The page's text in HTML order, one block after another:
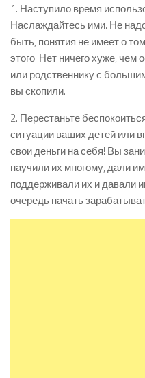
1. Наступило время
Наслаждайтесь ими. Не
быть, понятия не имеет о
этого. Нет ничего хуже, чем
или родственнику с
вы скопили.
2. Перестаньте
ситуации ваших детей или
свои деньги на себя! Вы
научили их многому, дали
поддерживали их и давали
очередь начать